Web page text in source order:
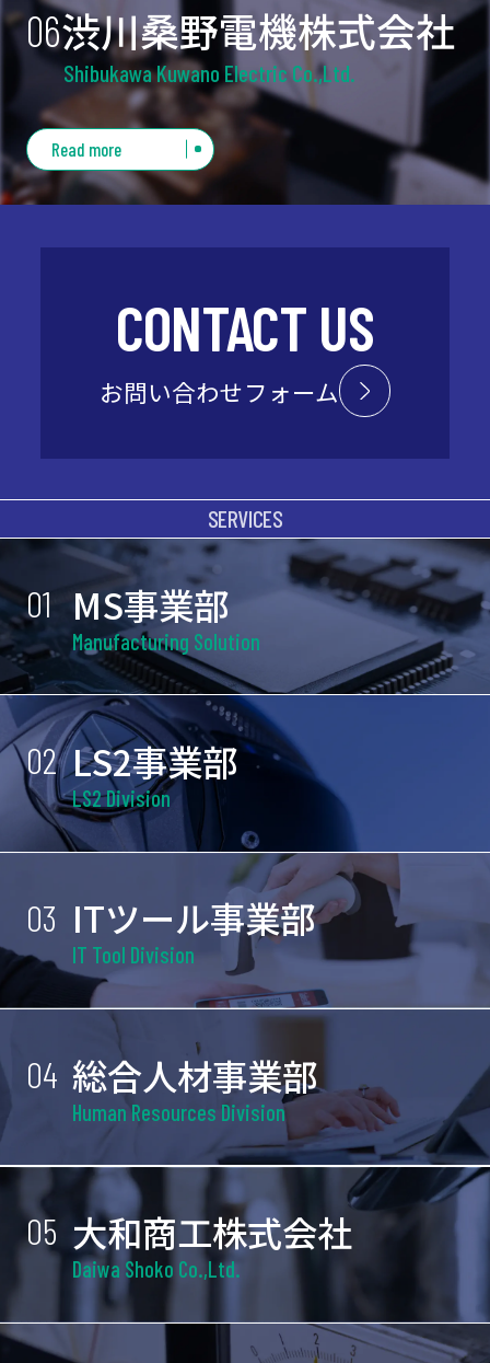
種を取り扱っております。修理・アフターサービ
スも確実に⾏います。
また、マンション・共同住宅の遠隔計測⽔道メー
ターの交換⼯事を専⾨で⾏っています。
06渋川桑野電機株式会社
Shibukawa Kuwano Electric Co.,Ltd.
開発・製造・販売まで。
機器装置を通じて社会に貢献す
る
Read more
CONTACT US
お問い合わせフォーム
SERVICES
01 MS事業部
Manufacturing Solution
02 LS2事業部
LS2 Division
03 ITツール事業部
IT Tool Division
04 総合人材事業部
Human Resources Division
05 大和商工株式会社
Daiwa Shoko Co.,Ltd.